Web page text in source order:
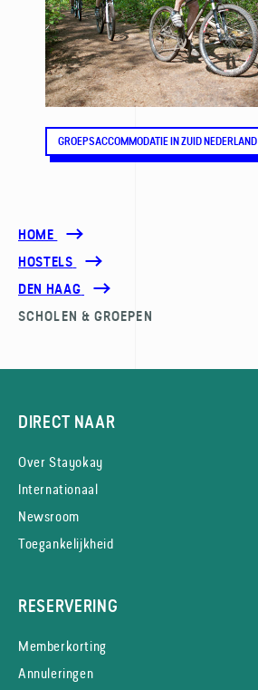
GROEPSACCOMMODATIE IN ZUID NEDERLAND
HOME
HOSTELS
DEN HAAG
SCHOLEN & GROEPEN
DIRECT NAAR
Over Stayokay
Internationaal
Newsroom
Toegankelijkheid
RESERVERING
Memberkorting
Annuleringen